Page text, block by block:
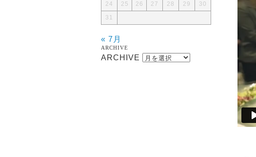
24
25 26 27 28 29
30
31
« 7月
ARCHIVE
ARCHIVE